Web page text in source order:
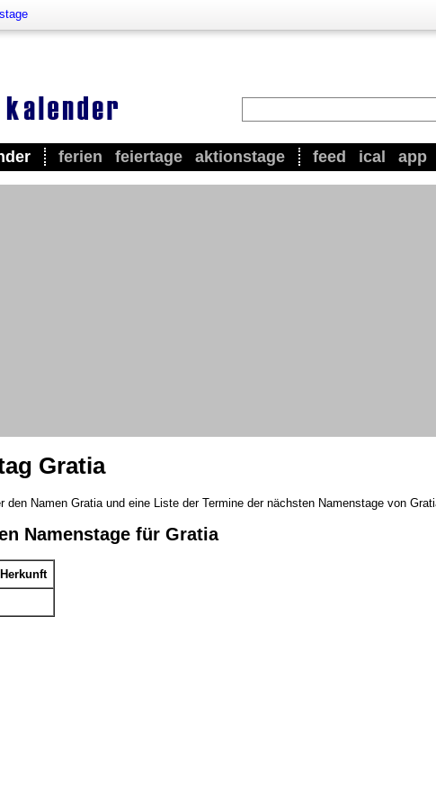
ferien feiertage aktionstage feed ical app
Gratia
den Namen Gratia und eine Liste der Termine der nächsten Namenstage von
Namenstage für Gratia
Herkunft